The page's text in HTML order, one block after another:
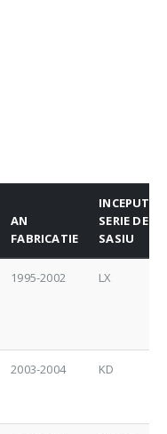
AN
FABRICATIE
INCEPUT
SERIE DE
SASIU
1995-2002 LX
2003-2004 KD